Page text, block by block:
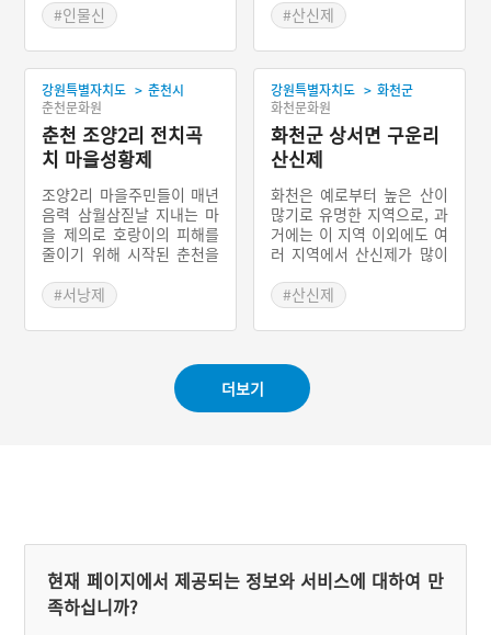
없애고 마을이 평안해지기
를 기원한다. 박대감이라는
신은 마을의 제당에 모셔져
있는데, 제당은 하마로(下
馬路)에 위치해 있다. 박대
감이 누구인지에 대한 다양
한 이야기가 마을에 전해오
는 관계로 주민들마다 의견
이 분분하다. 어떤 이는 고
려 말의 충신이었던 박원공
이라고 하는데 정이품에 해
당하는 직책을 맡은 인물이
라 한다. 훗날 현리 마을에
와서 죽음을 맞이하였고 현
재의 자리에 무덤이 남아 있
다. 박대감제에 사용하는 비
용은 마을 공동 자금으로 충
서 지원을 받는다. 제의 과
정에서는 제관들의 의식과
함께 축문과 소지 의식을 행
#인물신
#인제 마을신앙
신제의 명칭은 마을신에게
제의를 올린다는 의미를 지
닌다. 주민들은 마을 제의에
서 모시는 동신이 마을을 지
켜준다고 믿고 있다. 동신제
를 지내고 있는 이길리 민북
마을은 한국전쟁 당시 마을
이 해체되었다. 전쟁의 잔흔
이 짙게 배어 있는 셈이다.
이 과정에서 마을에서 지내
오던 제의 역시 단절이 되었
다. 오랜 세월이 흘러 정확
한 실상을 기억하고 있는 사
람은 적었지만, 주민들의 노
력으로 얼마 전에 산제사라
는 이름으로 복원이 되었다.
마을 제의에 필요한 비용은
당한다. 이 과정에서 이길리
마을 주민들은 마을 구성원
으로서의 사명감을 느낀다.
#산신제
#철원 마을신앙
강원특별자치도 > 춘천시
춘천문화원
춘천 조양2리 전치곡
치 마을성황제
조양2리 마을주민들이 매년
음력 삼월삼짇날 지내는 마
을 제의로 호랑이의 피해를
줄이기 위해 시작된 춘천을
주 옛날 호랑이가 마을에 자
주 내려와 짐승들을 잡아가
고 농작물을 피해를 종종 끼
의 아이가 없어진 일이 발생
했다. 주민들이 모두 그 아
이를 찾아 나섰는데 뒷산의
고 아무런 피해가 없었다고
한다. 전치곡치 마을의 성황
제는 제물을 진설하는 것부
터 시작된다. 제의 과정에서
#서낭제
강원특별자치도 > 화천군
화천문화원
화천군 상서면 구운리
산신제
화천은 예로부터 높은 산이
많기로 유명한 지역으로, 과
거에는 이 지역 이외에도 여
러 지역에서 산신제가 많이
의 신앙처인 산신당은 마을
의 뒷산에 자리하고 있다.
정확하게 말하면 뒷산의 입
신체격인 산신바위와 산신
나무가 있다. 구운리 마을의
산신제는 본래 두 차례 지냈
세 명의 헌관을 선출하며 제
의 순서를 알려주는 홀기도
함께 선출한다. 제의에 쓰이
#산신제
더보기
현재 페이지에서 제공되는 정보와 서비스에 대하여 만
족하십니까?